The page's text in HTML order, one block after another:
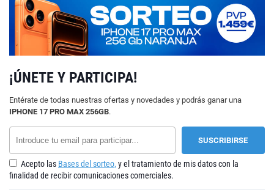
¡ÚNETE Y PARTICIPA!
Entérate de todas nuestras ofertas y novedades y podrás ganar una
IPHONE 17 PRO MAX 256GB.
Acepto las Bases del sorteo, y el tratamiento de mis datos con la
finalidad de recibir comunicaciones comerciales.